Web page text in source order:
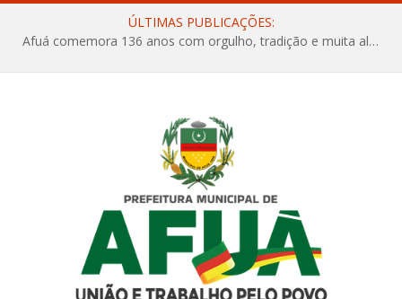
ÚLTIMAS PUBLICAÇÕES:
Afuá comemora 136 anos com orgulho, tradição e muita alegria na Quadra Dr. Nelson Salomão